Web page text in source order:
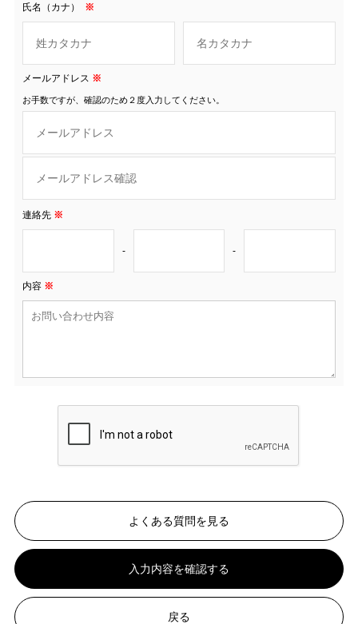
氏名（カナ） ※
メールアドレス ※
お手数ですが、確認のため２度入力してください。
連絡先 ※
- -
内容 ※
よくある質問を見る
入力内容を確認する
戻る